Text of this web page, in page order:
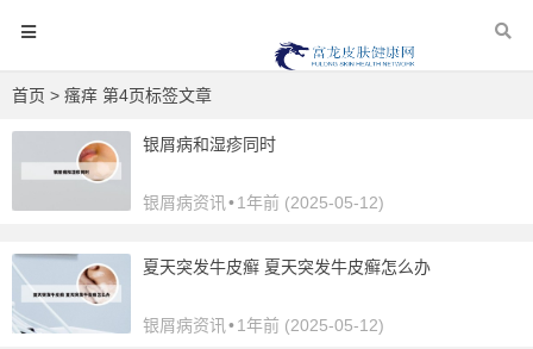
首页 > 瘙痒 第4页标签文章
银屑病和湿疹同时
银屑病资讯 •1年前 (2025-05-12)
夏天突发牛皮癣 夏天突发牛皮癣怎么办
银屑病资讯 •1年前 (2025-05-12)